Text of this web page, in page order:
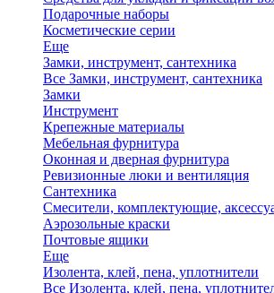
Подарочные наборы
Косметические серии
Еще
Замки, инструмент, сантехника
Все Замки, инструмент, сантехника
Замки
Инструмент
Крепежные материалы
Мебельная фурнитура
Оконная и дверная фурнитура
Ревизионные люки и вентиляция
Сантехника
Смесители, комплектующие,
Аэрозольные краски
Почтовые ящики
Еще
Изолента, клей, пена, уплотнители
Все Изолента, клей, пена,